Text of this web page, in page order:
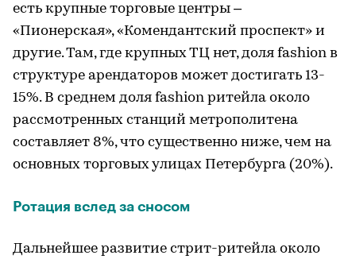
есть крупные торговые центры –
«Пионерская», «Комендантский проспект» и
другие. Там, где крупных ТЦ нет, доля fashion в
структуре арендаторов может достигать 13-
15%. В среднем доля fashion ритейла около
рассмотренных станций метрополитена
составляет 8%, что существенно ниже, чем на
основных торговых улицах Петербурга (20%).
Ротация вслед за сносом
Дальнейшее развитие стрит-ритейла около